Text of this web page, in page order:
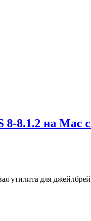
8-8.1.2 на
утилита для